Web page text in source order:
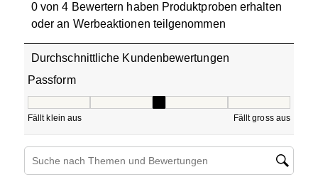
0 von 4 Bewertern haben Produktproben erhalten
oder an Werbeaktionen teilgenommen
Durchschnittliche Kundenbewertungen
Passform
Fällt klein aus Fällt gross aus
Themen und Bewertungen durchsuchen Suche nach Region